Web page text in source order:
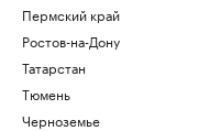
Пермский край
Ростов-на-Дону
Татарстан
Тюмень
Черноземье